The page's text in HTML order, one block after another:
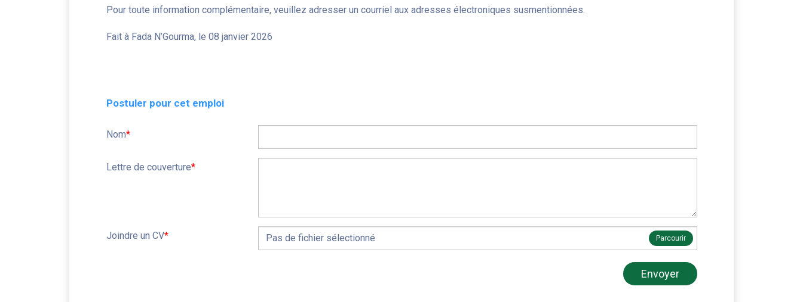
Pour toute information complémentaire, veuillez adresser un courriel aux adresses électroniques susmentionnées.
Fait à Fada N’Gourma, le 08 janvier 2026
Postuler pour cet emploi
Nom*
Lettre de couverture*
Joindre un CV* Pas de fichier sélectionné Parcourir
Envoyer